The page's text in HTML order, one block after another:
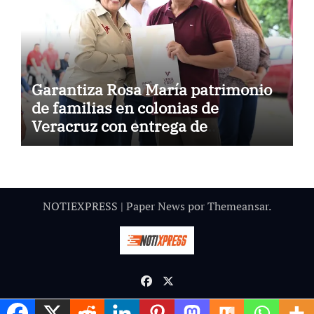
Garantiza Rosa María patrimonio
de familias en colonias de
Veracruz con entrega de
escrituras
NOTIEXPRESS | Paper News porThemeansar.